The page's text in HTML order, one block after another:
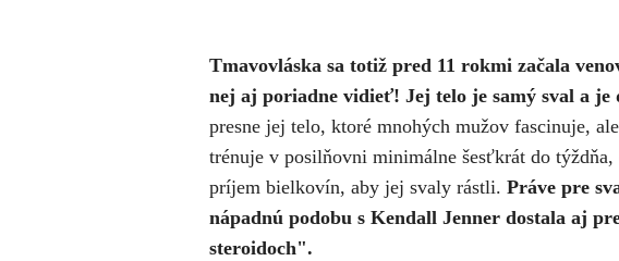
Tmavovláska sa totiž pred 11 rokmi začala
nej aj poriadne vidieť! Jej telo je samý sval a je
presne jej telo, ktoré mnohých mužov fascinuje,
trénuje v posilňovni minimálne šesťkrát do týždňa,
príjem bielkovín, aby jej svaly rástli. Práve pre
nápadnú podobu s Kendall Jenner dostala aj
steroidoch".